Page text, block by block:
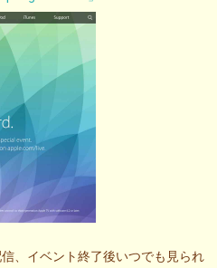
、イベント終了後いつでも見られ